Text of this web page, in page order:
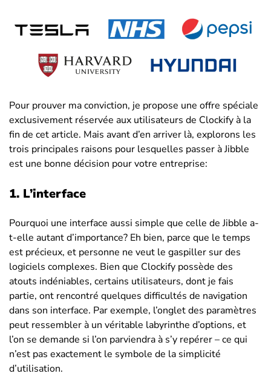
Pour prouver ma conviction, je propose une offre spéciale
exclusivement réservée aux utilisateurs de Clockify à la
fin de cet article. Mais avant d’en arriver là, explorons les
trois principales raisons pour lesquelles passer à Jibble
est une bonne décision pour votre entreprise:
1. L’interface
Pourquoi une interface aussi simple que celle de Jibble a-
t-elle autant d’importance? Eh bien, parce que le temps
est précieux, et personne ne veut le gaspiller sur des
logiciels complexes. Bien que Clockify possède des
atouts indéniables, certains utilisateurs, dont je fais
partie, ont rencontré quelques difficultés de navigation
dans son interface. Par exemple, l’onglet des paramètres
peut ressembler à un véritable labyrinthe d’options, et
l’on se demande si l’on parviendra à s’y repérer – ce qui
n’est pas exactement le symbole de la simplicité
d’utilisation.